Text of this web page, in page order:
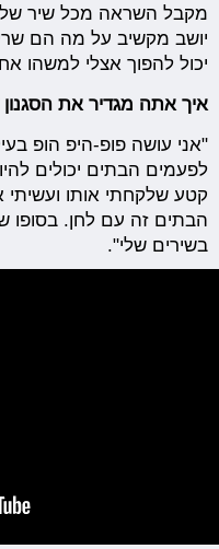
מקבל השראה מכל שיר
יושב מקשיב על מה הם
יכול להפוך אצלי למשהו
איך אתה מגדיר את
"אני עושה פופ-היפ הופ
לפעמים הבתים יכולים
קטע שלקחתי אותו
הבתים זה עם לחן. בסופו
בשירים שלי".